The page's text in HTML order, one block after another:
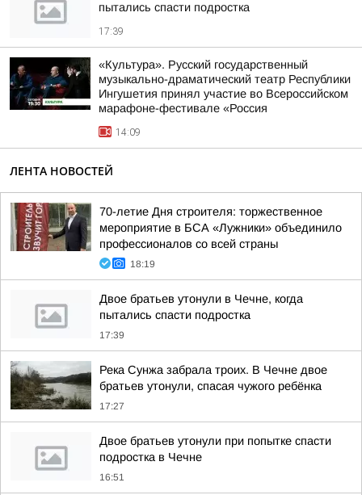
пытались спасти подростка
17:39
«Культура». Русский государственный
музыкально-драматический театр Республики
Ингушетия принял участие во Всероссийском
марафоне-фестивале «Россия
14:09
ЛЕНТА НОВОСТЕЙ
70-летие Дня строителя: торжественное
мероприятие в БСА «Лужники» объединило
профессионалов со всей страны
18:19
Двое братьев утонули в Чечне, когда
пытались спасти подростка
17:39
Река Сунжа забрала троих. В Чечне двое
братьев утонули, спасая чужого ребёнка
17:27
Двое братьев утонули при попытке спасти
подростка в Чечне
16:51